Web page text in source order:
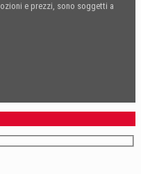
e prezzi, sono soggetti a